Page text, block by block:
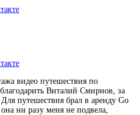
видео путешествия по
Виталий Смирнов, за
путешествия брал в аренду Go
ни разу меня не подвела,